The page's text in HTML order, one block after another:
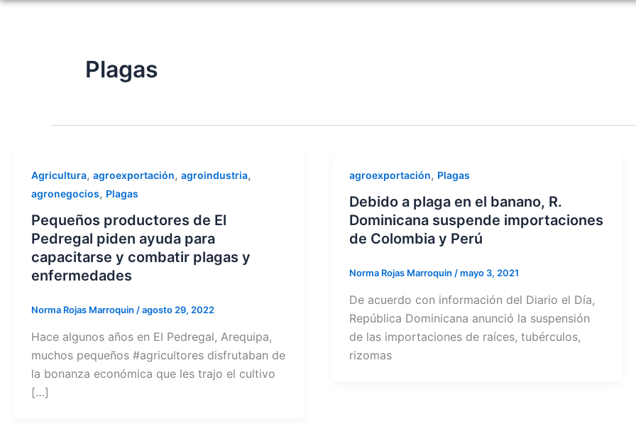
Plagas
Agricultura, agroexportación, agroindustria,
agronegocios, Plagas
Pequeños productores de El
Pedregal piden ayuda para
capacitarse y combatir plagas y
enfermedades
Norma Rojas Marroquin /agosto 29, 2022
Hace algunos años en El Pedregal, Arequipa,
muchos pequeños #agricultores disfrutaban de
la bonanza económica que les trajo el cultivo
[…]
agroexportación, Plagas
Debido a plaga en el banano, R.
Dominicana suspende importaciones
de Colombia y Perú
Norma Rojas Marroquin /mayo 3, 2021
De acuerdo con información del Diario el Día,
República Dominicana anunció la suspensión
de las importaciones de raíces, tubérculos,
rizomas